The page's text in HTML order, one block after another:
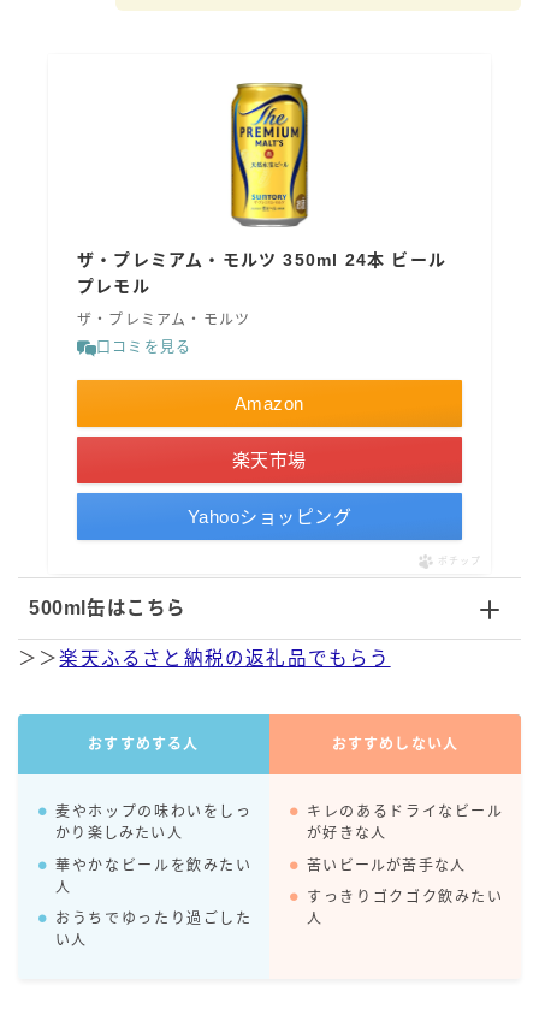
ザ・プレミアム・モルツ 350ml 24本 ビール
プレモル
ザ・プレミアム・モルツ
口コミを見る
Amazon
楽天市場
Yahooショッピング
ポチップ
500ml缶はこちら
＞＞楽天ふるさと納税の返礼品でもらう
おすすめする人 おすすめしない人
麦やホップの味わいをしっ
かり楽しみたい人
華やかなビールを飲みたい
人
おうちでゆったり過ごした
い人
キレのあるドライなビール
が好きな人
苦いビールが苦手な人
すっきりゴクゴク飲みたい
人